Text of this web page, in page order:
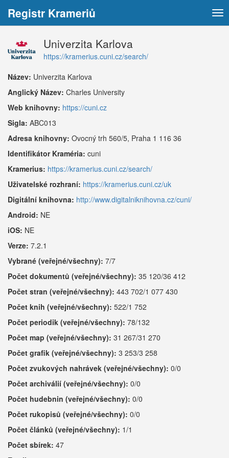
Registr Krameriů
Univerzita Karlova
https://kramerius.cuni.cz/search/
Název: Univerzita Karlova
Anglický Název: Charles University
Web knihovny: https://cuni.cz
Sigla: ABC013
Adresa knihovny: Ovocný trh 560/5, Praha 1 116 36
Identifikátor Kraméria: cuni
Kramerius: https://kramerius.cuni.cz/search/
Uživatelské rozhraní: https://kramerius.cuni.cz/uk
Digitální knihovna: http://www.digitalniknihovna.cz/cuni/
Android: NE
iOS: NE
Verze: 7.2.1
Vybrané (veřejné/všechny): 7/7
Počet dokumentů (veřejné/všechny): 35 120/36 412
Počet stran (veřejné/všechny): 443 702/1 077 430
Počet knih (veřejné/všechny): 522/1 752
Počet periodik (veřejné/všechny): 78/132
Počet map (veřejné/všechny): 31 267/31 270
Počet grafik (veřejné/všechny): 3 253/3 258
Počet zvukových nahrávek (veřejné/všechny): 0/0
Počet archiválií (veřejné/všechny): 0/0
Počet hudebnin (veřejné/všechny): 0/0
Počet rukopisů (veřejné/všechny): 0/0
Počet článků (veřejné/všechny): 1/1
Počet sbírek: 47